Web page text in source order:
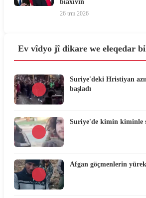
biaxivin
26 trm 2026
Ev vîdyo jî dikare we eleqedar
Suriye'deki Hristiyan
başladı
Suriye'de kimin kiminle
Afgan göçmenlerin